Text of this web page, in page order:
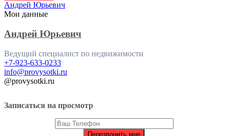
Андрей Юрьевич
Мои данные
Андрей Юрьевич
Ведущий специалист по недвижимости
+7-923-633-0233
info@provysotki.ru
@provysotki.ru
Записаться на просмотр